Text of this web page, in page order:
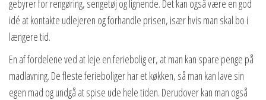
gebyrer for rengøring, sengetøj og lignende. Det kan også være en god
idé at kontakte udlejeren og forhandle prisen, især hvis man skal bo i
længere tid.
En af fordelene ved at leje en feriebolig er, at man kan spare penge på
madlavning. De fleste ferieboliger har et køkken, så man kan lave sin
egen mad og undgå at spise ude hele tiden. Derudover kan man også